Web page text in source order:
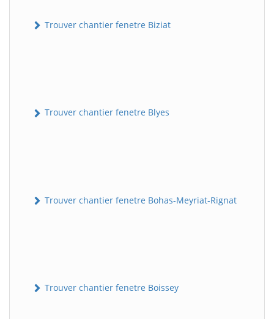
Trouver chantier fenetre Biziat
Trouver chantier fenetre Blyes
Trouver chantier fenetre Bohas-Meyriat-Rignat
Trouver chantier fenetre Boissey